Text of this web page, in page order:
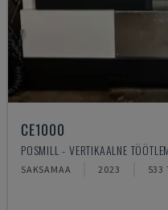
CE1000
POSMILL - VERTIKAALNE
SAKSAMAA 2023 533